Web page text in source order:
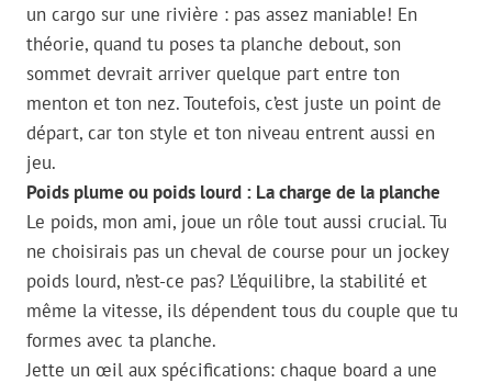
un cargo sur une rivière : pas assez maniable! En
théorie, quand tu poses ta planche debout, son
sommet devrait arriver quelque part entre ton
menton et ton nez. Toutefois, c’est juste un point de
départ, car ton style et ton niveau entrent aussi en
jeu.
Poids plume ou poids lourd : La charge de la planche
Le poids, mon ami, joue un rôle tout aussi crucial. Tu
ne choisirais pas un cheval de course pour un jockey
poids lourd, n’est-ce pas? L’équilibre, la stabilité et
même la vitesse, ils dépendent tous du couple que tu
formes avec ta planche.
Jette un œil aux spécifications: chaque board a une